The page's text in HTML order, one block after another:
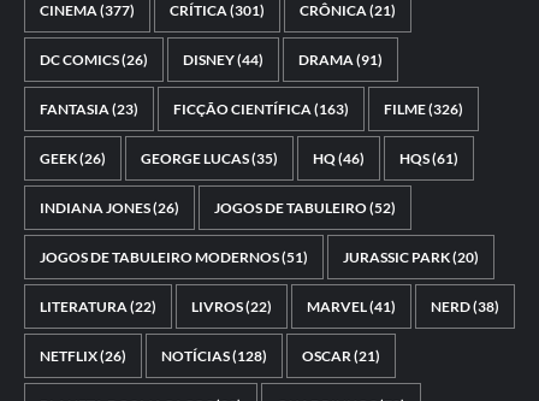
CINEMA(377) CRÍTICA(301) CRÔNICA(21)
DC COMICS(26) DISNEY(44) DRAMA(91)
FANTASIA(23) FICÇÃO CIENTÍFICA(163) FILME(326)
GEEK(26) GEORGE LUCAS(35) HQ(46) HQS(61)
INDIANA JONES(26) JOGOS DE TABULEIRO(52)
JOGOS DE TABULEIRO MODERNOS(51) JURASSIC PARK(20)
LITERATURA(22) LIVROS(22) MARVEL(41) NERD(38)
NETFLIX(26) NOTÍCIAS(128) OSCAR(21)